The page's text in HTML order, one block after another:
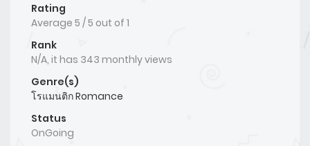
Rating
Average 5 /5 out of 1
Rank
N/A, it has 343 monthly views
Genre(s)
โรแมนติก Romance
Status
OnGoing